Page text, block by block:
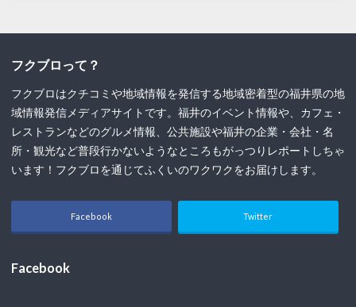
フクブロって？
フクブロはクチコミや地域情報を発信する地域密着型の福井県の地
域情報発信メディアサイトです。福井のイベント情報や、カフェ・
レストランなどのグルメ情報、公共施設や福井の企業・会社・名
所・観光など普段行かないようなところもがっつりレポートしちゃ
います！フクブロを通じてふくいのワクワクをお届けします。
Facebook Twitter
Facebook